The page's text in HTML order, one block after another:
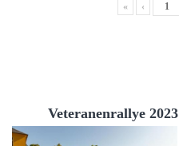
« ‹
Veteranenrallye